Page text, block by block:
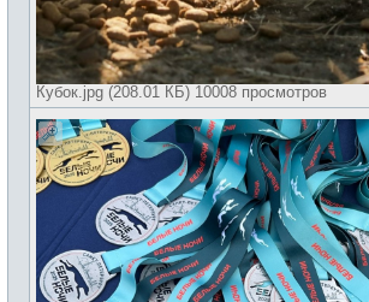
Кубок.jpg (208.01 КБ) 10008 просмотров